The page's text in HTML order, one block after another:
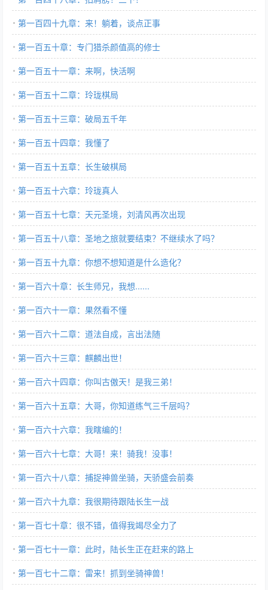
第一百四十九章：来！躺着，谈点正事
第一百五十章：专门猎杀颜值高的修士
第一百五十一章：来啊，快活啊
第一百五十二章：玲珑棋局
第一百五十三章：破局五千年
第一百五十四章：我懂了
第一百五十五章：长生破棋局
第一百五十六章：玲珑真人
第一百五十七章：天元圣境，刘清风再次出现
第一百五十八章：圣地之旅就要结束？不继续水了吗？
第一百五十九章：你想不想知道是什么造化？
第一百六十章：长生师兄，我想......
第一百六十一章：果然看不懂
第一百六十二章：道法自成，言出法随
第一百六十三章：麒麟出世！
第一百六十四章：你叫古傲天！是我三弟！
第一百六十五章：大哥，你知道练气三千层吗？
第一百六十六章：我瞎编的！
第一百六十七章：大哥！来！骑我！没事！
第一百六十八章：捕捉神兽坐骑，天骄盛会前奏
第一百六十九章：我很期待跟陆长生一战
第一百七十章：很不错，值得我竭尽全力了
第一百七十一章：此时，陆长生正在赶来的路上
第一百七十二章：雷来！抓到坐骑神兽！